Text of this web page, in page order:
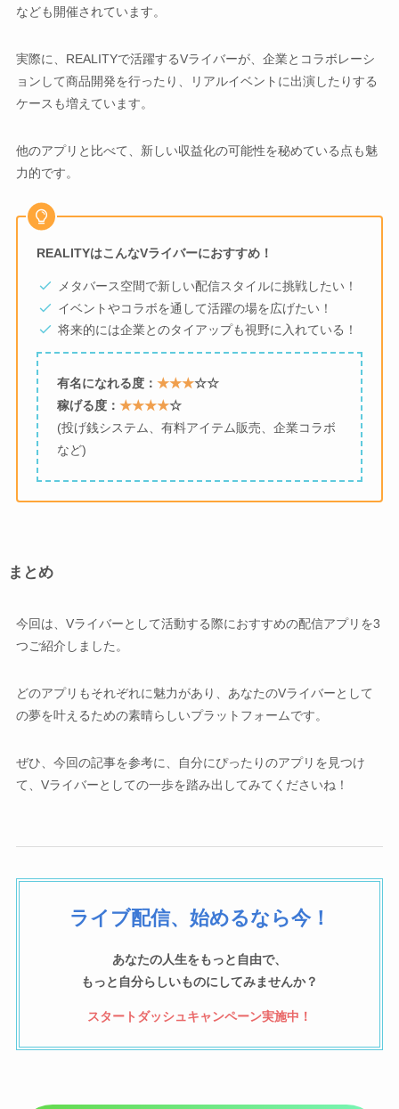
なども開催されています。
実際に、REALITYで活躍するVライバーが、企業とコラボレーシ
ョンして商品開発を行ったり、リアルイベントに出演したりする
ケースも増えています。
他のアプリと比べて、新しい収益化の可能性を秘めている点も魅
力的です。
REALITYはこんなVライバーにおすすめ！
メタバース空間で新しい配信スタイルに挑戦したい！
イベントやコラボを通して活躍の場を広げたい！
将来的には企業とのタイアップも視野に入れている！
有名になれる度： ★★★☆☆
稼げる度： ★★★★☆
(投げ銭システム、有料アイテム販売、企業コラボ
など)
まとめ
今回は、Vライバーとして活動する際におすすめの配信アプリを3
つご紹介しました。
どのアプリもそれぞれに魅力があり、あなたのVライバーとして
の夢を叶えるための素晴らしいプラットフォームです。
ぜひ、今回の記事を参考に、自分にぴったりのアプリを見つけ
て、Vライバーとしての一歩を踏み出してみてくださいね！
ライブ配信、始めるなら今！
あなたの人生をもっと自由で、
もっと自分らしいものにしてみませんか？
スタートダッシュキャンペーン実施中！